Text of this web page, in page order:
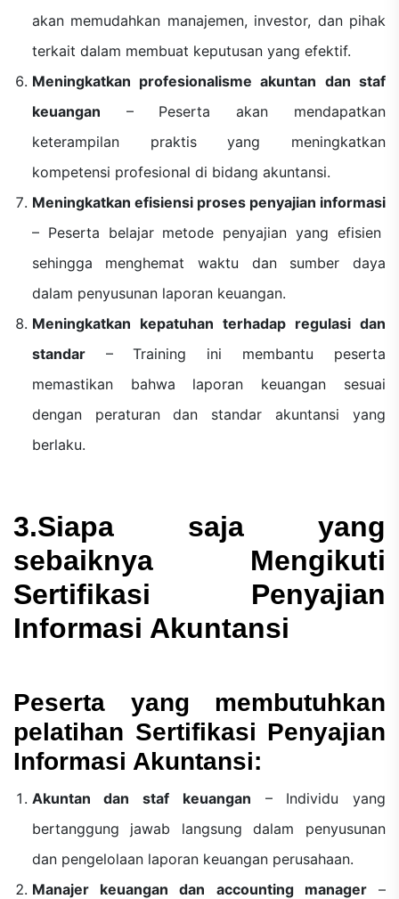
akan memudahkan manajemen, investor, dan pihak
terkait dalam membuat keputusan yang efektif.
Meningkatkan profesionalisme akuntan dan staf
keuangan – Peserta akan mendapatkan
keterampilan praktis yang meningkatkan
kompetensi profesional di bidang akuntansi.
Meningkatkan efisiensi proses penyajian informasi
– Peserta belajar metode penyajian yang efisien
sehingga menghemat waktu dan sumber daya
dalam penyusunan laporan keuangan.
Meningkatkan kepatuhan terhadap regulasi dan
standar– Training ini membantu peserta
memastikan bahwa laporan keuangan sesuai
dengan peraturan dan standar akuntansi yang
berlaku.
3.Siapa saja yang
sebaiknya Mengikuti
Sertifikasi Penyajian
Informasi Akuntansi
Peserta yang membutuhkan
pelatihan Sertifikasi Penyajian
Informasi Akuntansi:
Akuntan dan staf keuangan – Individu yang
bertanggung jawab langsung dalam penyusunan
dan pengelolaan laporan keuangan perusahaan.
Manajer keuangan dan accounting manager–